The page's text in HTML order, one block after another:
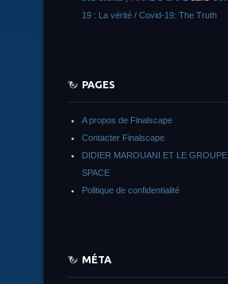
19 : La vérité / Covid-19: The Truth
PAGES
A propos de Finalscape
Contacter Finalscape
DIDIER MAROUANI ET LE GROUPE
SPACE
Politique de confidentialité
MÉTA